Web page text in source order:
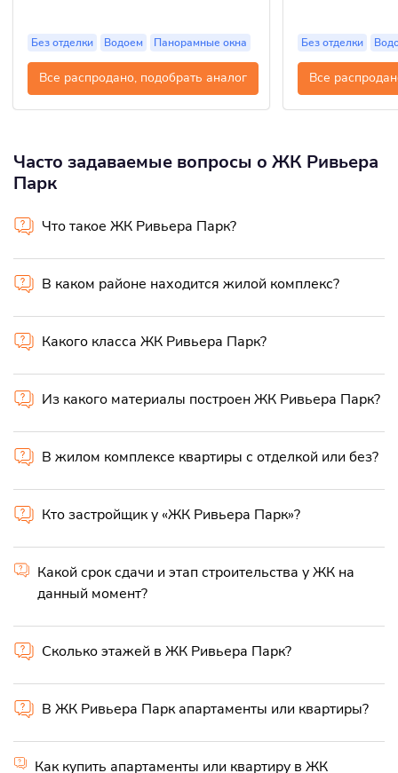
Без отделки Водоем Панорамные окна
Все распродано, подобрать аналог
Без отделки
Все
Часто задаваемые вопросы о ЖК Ривьера
Парк
Что такое ЖК Ривьера Парк?
В каком районе находится жилой комплекс?
Какого класса ЖК Ривьера Парк?
Из какого материалы построен ЖК Ривьера Парк?
В жилом комплексе квартиры с отделкой или без?
Кто застройщик у «ЖК Ривьера Парк»?
Какой срок сдачи и этап строительства у ЖК на
данный момент?
Сколько этажей в ЖК Ривьера Парк?
В ЖК Ривьера Парк апартаменты или квартиры?
Как купить апартаменты или квартиру в ЖК